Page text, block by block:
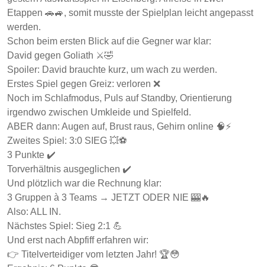
Etappen 🚗🚙, somit musste der Spielplan leicht angepasst
werden.
Schon beim ersten Blick auf die Gegner war klar:
David gegen Goliath ⚔️🤣
Spoiler: David brauchte kurz, um wach zu werden.
Erstes Spiel gegen Greiz: verloren ❌
Noch im Schlafmodus, Puls auf Standby, Orientierung
irgendwo zwischen Umkleide und Spielfeld.
ABER dann: Augen auf, Brust raus, Gehirn online 🧠⚡
Zweites Spiel: 3:0 SIEG 💥⚽
3 Punkte ✔️
Torverhältnis ausgeglichen ✔️
Und plötzlich war die Rechnung klar:
3 Gruppen à 3 Teams → JETZT ODER NIE 🎰🔥
Also: ALL IN.
Nächstes Spiel: Sieg 2:1 💪
Und erst nach Abpfiff erfahren wir:
👉 Titelverteidiger vom letzten Jahr! 🏆😳